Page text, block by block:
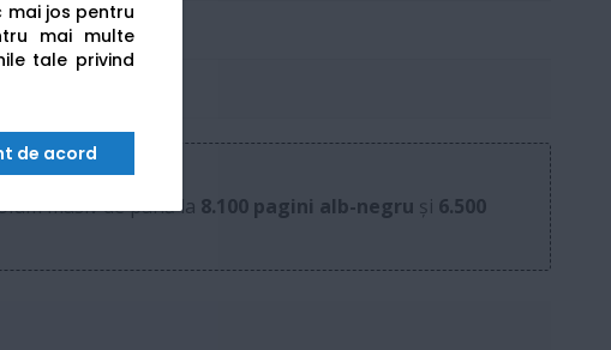
mai jos pentru
mai multe
tale privind
de acord
masiv de până la 8.100 pagini alb-negru și 6.500